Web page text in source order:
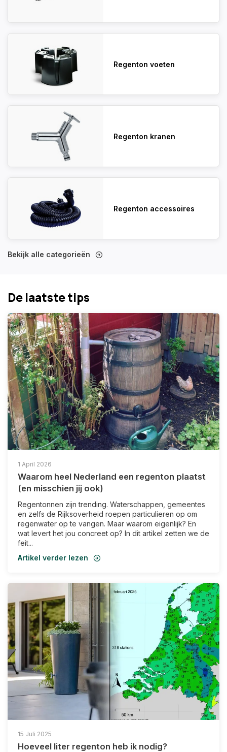
Regenton voeten
Regenton kranen
Regenton accessoires
Bekijk alle categorieën
De laatste tips
1 April 2026
Waarom heel Nederland een regenton plaatst
(en misschien jij ook)
Regentonnen zijn trending. Waterschappen, gemeentes
en zelfs de Rijksoverheid roepen particulieren op om
regenwater op te vangen. Maar waarom eigenlijk? En
wat levert het jou concreet op? In dit artikel zetten we de
feit...
Artikel verder lezen
15 Juli 2025
Hoeveel liter regenton heb ik nodig?